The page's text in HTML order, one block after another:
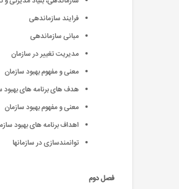
فرایند سازماندهی
مبانی سازماندهی
مدیریت تغییر در سازمان
معنی و مفهوم بهبود سازمان
هدف های برنامه های بهبود
معنی و مفهوم بهبود سازمان
اهداف برنامه های بهبود
توانمندسازی در سازمانها
فصل دوم